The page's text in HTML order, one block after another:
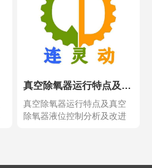
真空除氧器运行特点及真空除氧器液位控制分析及改进说明？
真空除氧器运行特点及真空
除氧器液位控制分析及改进